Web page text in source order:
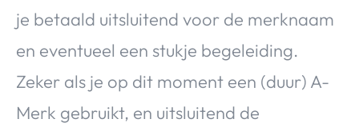
je betaald uitsluitend voor de merknaam
en eventueel een stukje begeleiding.
Zeker als je op dit moment een (duur) A-
Merk gebruikt, en uitsluitend de